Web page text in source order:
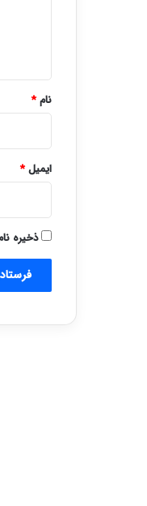
نام*
ایمیل*
ذخیره